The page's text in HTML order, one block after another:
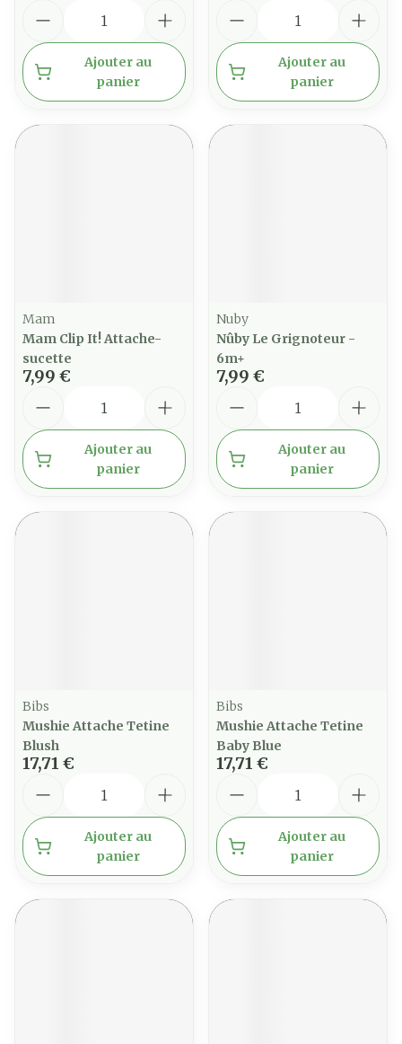
Ajouter au
panier
Ajouter au
panier
Mam
Mam Clip It! Attache-
sucette
7,99 €
Ajouter au
panier
Nuby
Nûby Le Grignoteur -
6m+
7,99 €
Ajouter au
panier
Bibs
Mushie Attache Tetine
Blush
17,71 €
Ajouter au
panier
Bibs
Mushie Attache Tetine
Baby Blue
17,71 €
Ajouter au
panier